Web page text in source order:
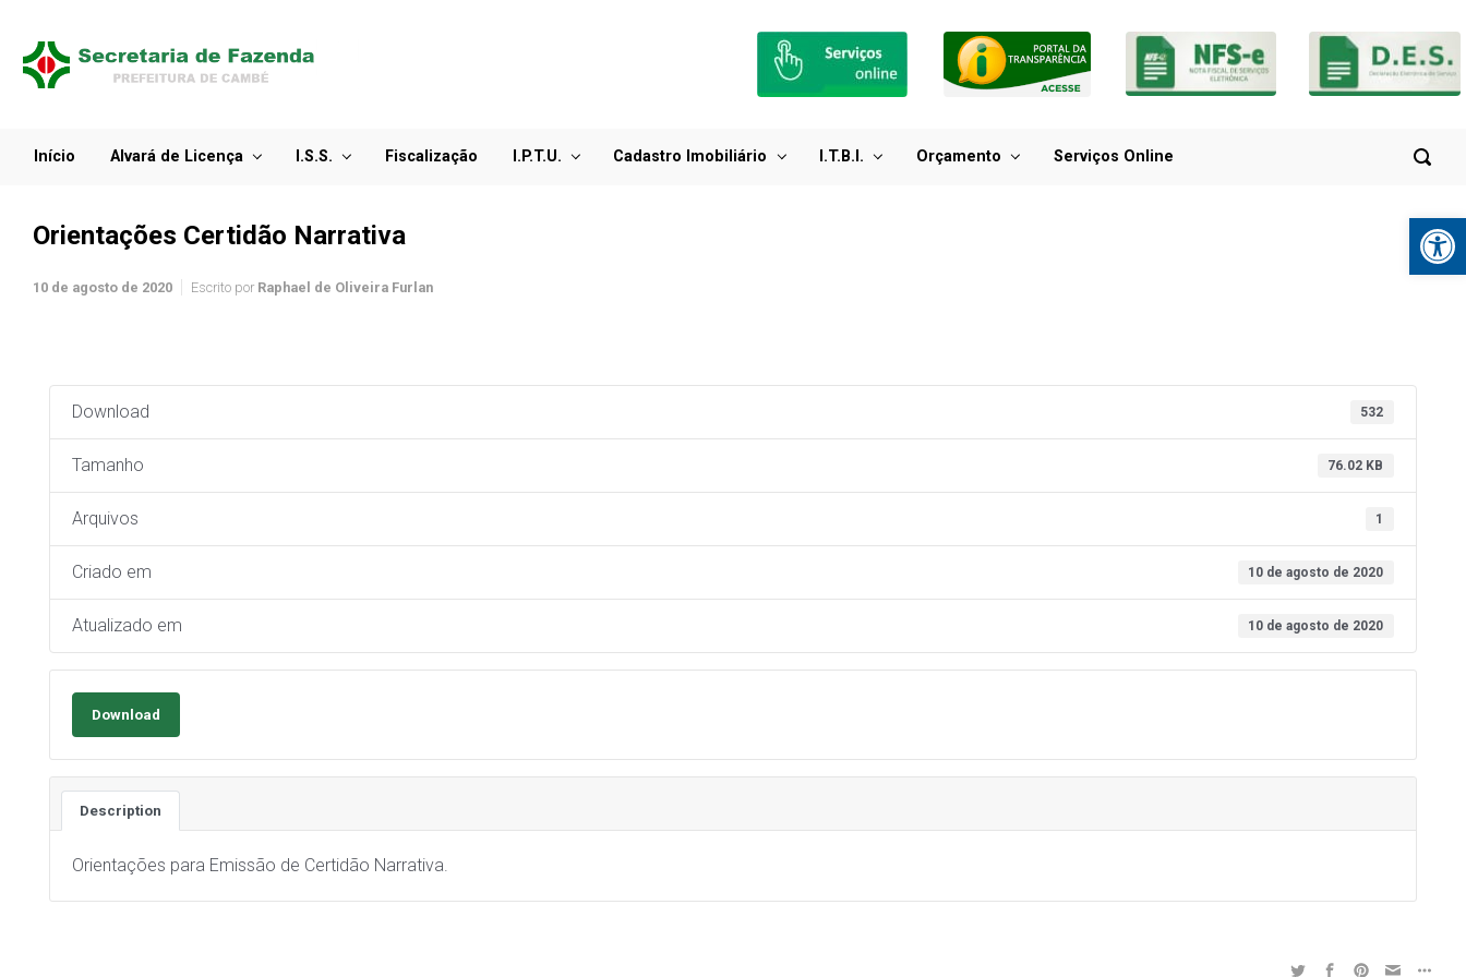
Início Alvará de Licença I.S.S. Fiscalização I.P.T.U. Cadastro Imobiliário I.T.B.I. Orçamento Serviços Online
Orientações Certidão Narrativa
10 de agosto de 2020 Escrito por Raphael de Oliveira Furlan
Download 532
Tamanho 76.02 KB
Arquivos 1
Criado em 10 de agosto de 2020
Atualizado em 10 de agosto de 2020
Download
Description
Orientações para Emissão de Certidão Narrativa.